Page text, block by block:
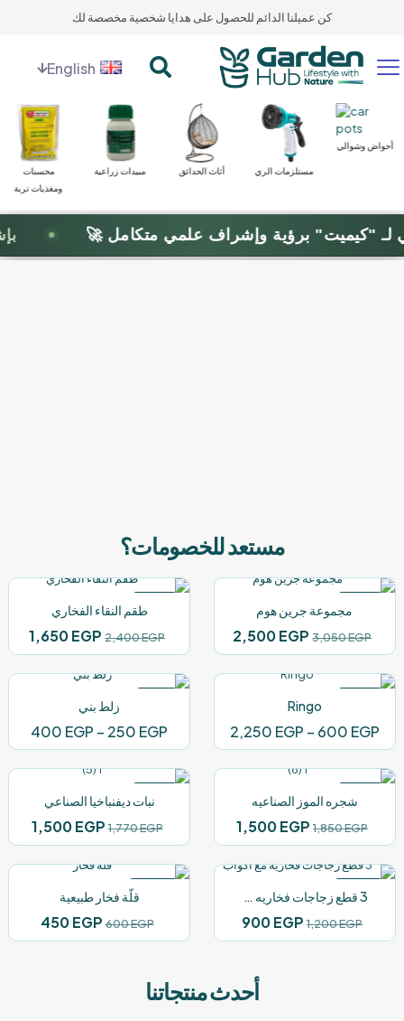
كن عميلنا الدائم للحصول على هدايا شخصية مخصصة لك
English
محسنات
ومغذيات تربة
مبيدات زراعية أثاث الحدائق مستلزمات الري
أحواض وشوالي
"كيميت" برؤية وإشراف علمي متكامل 🚀
مستعد للخصومات؟
مجموعة جرين هوم
3,050EGP
السعر
الأصلي
هو:
3,050 EGP.
2,500EGP
السعر
الحالي
هو:
طقم النقاء الفخاري
2,400EGP
السعر
الأصلي
هو:
2,400 EGP.
1,650EGP
هو:
Ringo
600 EGP
–
2,250 EGP
السعر:
من
زلط بني
250 EGP
–
400 EGP
نطاق
من
خلال
شجره الموز الصناعيه
1,850EGP
السعر
الأصلي
هو:
1,850 EGP.
1,500EGP
السعر
الحالي
هو:
نبات ديفنباخيا الصناعي
1,770EGP
السعر
الأصلي
هو:
1,770 EGP.
1,500EGP
هو:
3 قطع زجاجات فخاريه مع اكواب
1,200EGP
السعر
الأصلي
900EGP
السعر
الحالي
900 EGP.
قلّة فخار طبيعية
600EGP
السعر
الأصلي
450EGP
الحالي
أحدث منتجاتنا